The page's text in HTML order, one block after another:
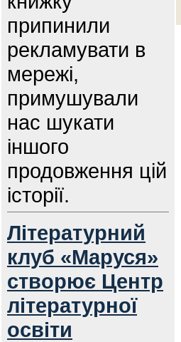
припинили
рекламувати в
мережі,
примушували
нас шукати
іншого
продовження цій
історії.
Літературний
клуб «Маруся»
створює Центр
літературної
освіти